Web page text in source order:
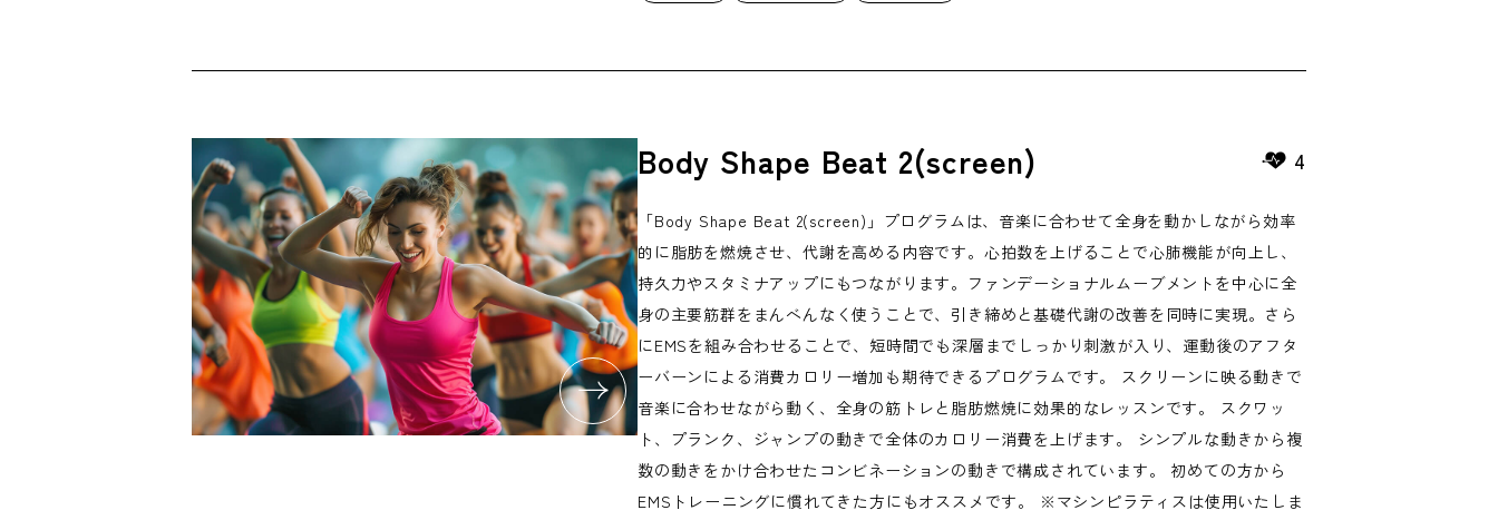
Body Shape Beat 2(screen) 4
「Body Shape Beat 2(screen)」プログラムは、音楽に合わせて全身を動かしながら効率
的に脂肪を燃焼させ、代謝を高める内容です。心拍数を上げることで心肺機能が向上し、
持久力やスタミナアップにもつながります。ファンデーショナルムーブメントを中心に全
身の主要筋群をまんべんなく使うことで、引き締めと基礎代謝の改善を同時に実現。さら
にEMSを組み合わせることで、短時間でも深層までしっかり刺激が入り、運動後のアフタ
ーバーンによる消費カロリー増加も期待できるプログラムです。 スクリーンに映る動きで
音楽に合わせながら動く、全身の筋トレと脂肪燃焼に効果的なレッスンです。 スクワッ
ト、プランク、ジャンプの動きで全体のカロリー消費を上げます。 シンプルな動きから複
数の動きをかけ合わせたコンビネーションの動きで構成されています。 初めての方から
EMSトレーニングに慣れてきた方にもオススメです。 ※マシンピラティスは使用いたしま